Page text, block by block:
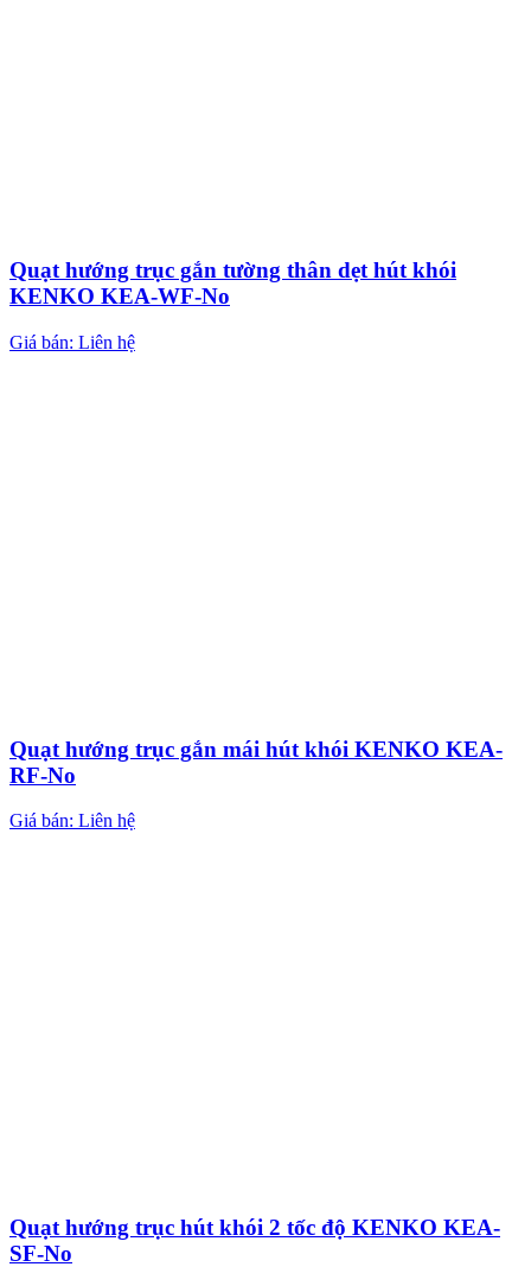
Quạt hướng trục gắn tường thân dẹt hút khói
KENKO KEA-WF-No
Giá bán: Liên hệ
Quạt hướng trục gắn mái hút khói KENKO KEA-
RF-No
Giá bán: Liên hệ
Quạt hướng trục hút khói 2 tốc độ KENKO KEA-
SF-No